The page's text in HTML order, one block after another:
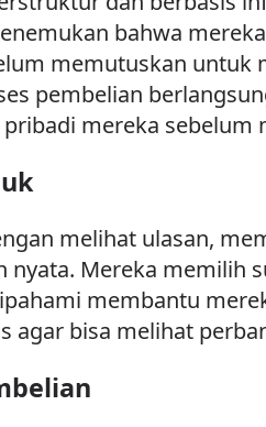
bahwa
memutuskan untuk
pembelian
mereka
melihat ulasan,
Mereka memilih
membantu
agar bisa melihat